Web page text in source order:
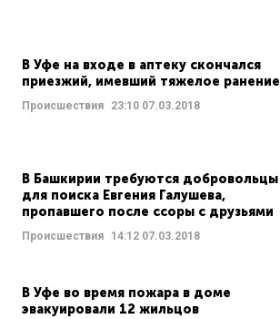
В Уфе на входе в аптеку скончался
приезжий, имевший тяжелое ранение
Происшествия 23:10 07.03.2018
В Башкирии требуются добровольцы
для поиска Евгения Галушева,
пропавшего после ссоры с друзьями
Происшествия 14:12 07.03.2018
В Уфе во время пожара в доме
эвакуировали 12 жильцов